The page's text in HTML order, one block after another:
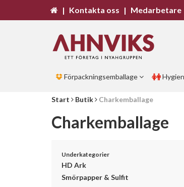
Start Butik Charkemballage
Charkemballage
Underkategorier
HD Ark
Smörpapper & Sulfit
| Kontakta oss | Medarbetare
Förpackningsemballage